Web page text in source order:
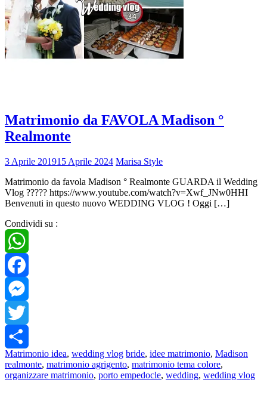
Matrimonio da FAVOLA Madison °
Realmonte
3 Aprile 201915 Aprile 2024 Marisa Style
Matrimonio da favola Madison ° Realmonte GUARDA il Wedding
Vlog ????? https://www.youtube.com/watch?v=Xwf_JNw0HHI
Benvenuti in questo nuovo WEDDING VLOG ! Oggi […]
Condividi su :
WhatsApp
Facebook
Messenger
Twitter
Share
Matrimonio idea, wedding vlog bride, idee matrimonio, Madison
realmonte, matrimonio agrigento, matrimonio tema colore,
organizzare matrimonio, porto empedocle, wedding, wedding vlog